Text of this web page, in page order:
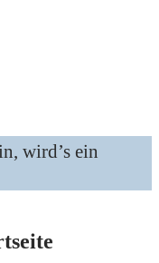
wird’s ein